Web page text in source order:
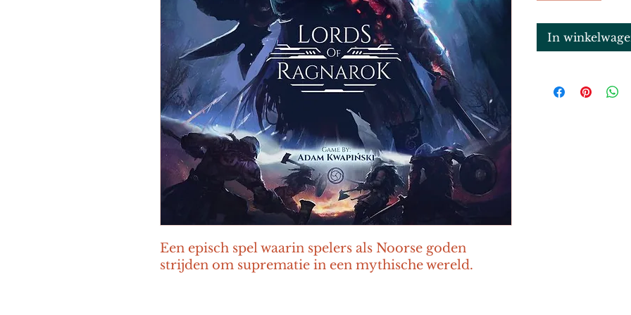
Een episch spel waarin spelers als Noorse goden
strijden om suprematie in een mythische wereld.
In